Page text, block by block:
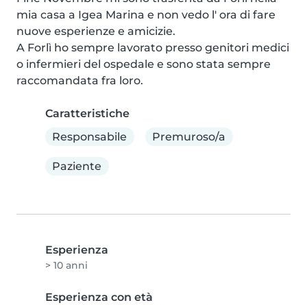
mia casa a Igea Marina e non vedo l' ora di fare
nuove esperienze e amicizie.
A Forlì ho sempre lavorato presso genitori medici
o infermieri del ospedale e sono stata sempre
raccomandata fra loro.
Caratteristiche
Responsabile
Premuroso/a
Paziente
Esperienza
> 10 anni
Esperienza con età